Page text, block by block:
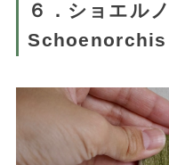
６．ショエル